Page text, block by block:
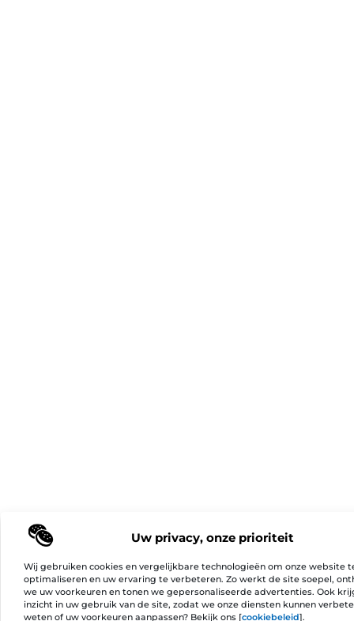
Uw privacy, onze prioriteit
Wij gebruiken cookies en vergelijkbare technologieën om onze website
optimaliseren en uw ervaring te verbeteren. Zo werkt de site soepel,
we uw voorkeuren en tonen we gepersonaliseerde advertenties. Ook
inzicht in uw gebruik van de site, zodat we onze diensten kunnen
weten of uw voorkeuren aanpassen? Bekijk ons [cookiebeleid].